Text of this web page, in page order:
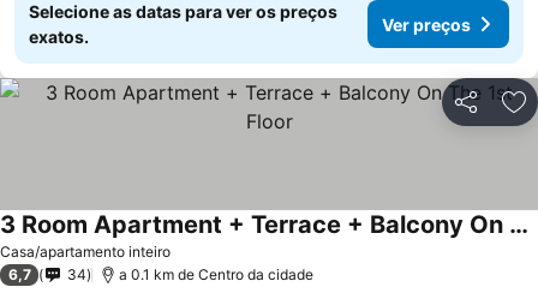
Selecione as datas para ver os preços
exatos.
Ver preços
Partilhar
Casa/apartamento inteiro
3 Room Apartment + Terrace + Balcony On The 1st Floor
6,7 34 a 0.1 km de Centro da cidade